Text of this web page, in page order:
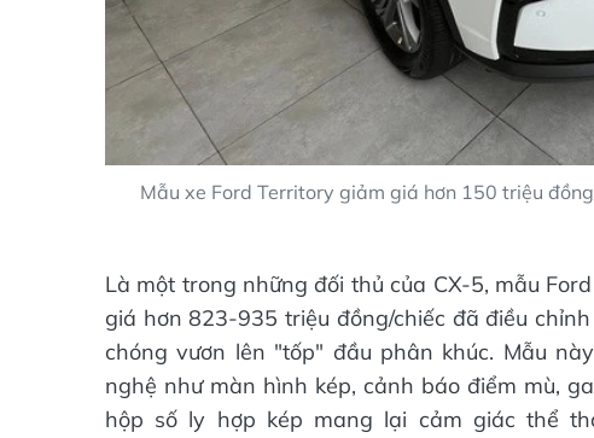
Mẫu xe Ford Territory giảm giá hơn 150 triệu
Là một trong những đối thủ của CX-5, mẫu
giá hơn 823-935 triệu đồng/chiếc đã điều
chóng vươn lên "tốp" đầu phân khúc. Mẫu
nghệ như màn hình kép, cảnh báo điểm mù,
hộp số ly hợp kép mang lại cảm giác thể